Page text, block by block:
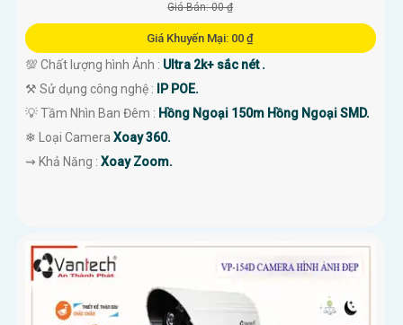
Giá Bán: 00 ₫
Giá Khuyến Mại: 00 ₫
💯 Chất lượng hình Ảnh : Ultra 2k+ sắc nét .
⚒ Sử dụng công nghệ :
IP POE.
💡 Tầm Nhìn Ban Đêm : Hồng Ngoại 150m Hồng Ngoại SMD.
❄ Loại Camera Xoay 360.
️⇝ Khả Năng : Xoay Zoom.